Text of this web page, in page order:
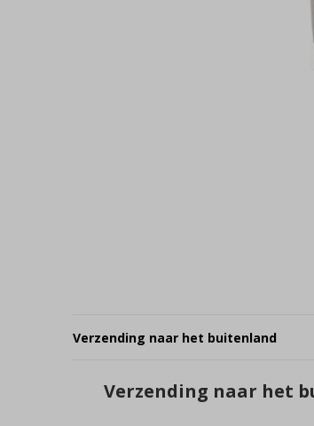
Verzending naar het buitenland
Verzending naar het